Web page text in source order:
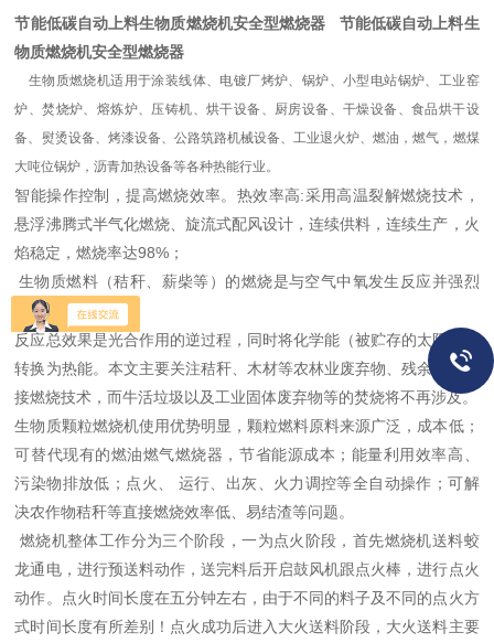
节能低碳自动上料生物质燃烧机安全型燃烧器
节能低碳自动上料生
物质燃烧机安全型燃烧器
生物质燃烧机适用于涂装线体、电镀厂烤炉、锅炉、小型电站锅炉、工业窑
炉、焚烧炉、熔炼炉、压铸机、烘干设备、厨房设备、干燥设备、食品烘干设
备、熨烫设备、烤漆设备、公路筑路机械设备、工业退火炉、燃油，燃气，燃煤
大吨位锅炉，沥青加热设备等各种热能行业。
智能操作控制，提高燃烧效率。热效率高:采用高温裂解燃烧技术，
悬浮沸腾式半气化燃烧、旋流式配风设计，连续供料，连续生产，火
焰稳定，燃烧率达98%；
生物质燃料（秸秆、薪柴等）的燃烧是与空气中氧发生反应并强烈
放热的化学反应。
反应总效果是光合作用的逆过程，同时将化学能（被贮存的太阳能）
转换为热能。本文主要关注秸秆、木材等农林业废弃物、残余物的直
接燃烧技术，而牛活垃圾以及工业固体废弃物等的焚烧将不再涉及。
生物质颗粒燃烧机使用优势明显，颗粒燃料原料来源广泛，成本低；
可替代现有的燃油燃气燃烧器，节省能源成本；能量利用效率高、
污染物排放低；点火、 运行、出灰、火力调控等全自动操作；可解
决农作物秸秆等直接燃烧效率低、易结渣等问题。
燃烧机整体工作分为三个阶段，一为点火阶段，首先燃烧机送料蛟
龙通电，进行预送料动作，送完料后开启鼓风机跟点火棒，进行点火
动作。点火时间长度在五分钟左右，由于不同的料子及不同的点火方
式时间长度有所差别！点火成功后进入大火送料阶段，大火送料主要